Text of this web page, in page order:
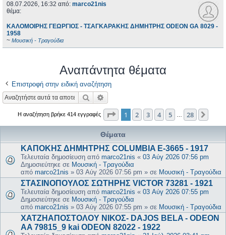
08.07.2026, 16:32 από: marco21nis
θέμα:
ΚΑΛΟΜΟΙΡΗΣ ΓΕΩΡΓΙΟΣ - ΤΣΑΓΚΑΡΑΚΗΣ ΔΗΜΗΤΡΗΣ ODEON GA 8029 -
1958
~ Μουσική - Τραγούδια
Αναπάντητα θέματα
Επιστροφή στην ειδική αναζήτηση
Αναζήτηση
Η αναζήτηση βρήκε 414 εγγραφές Σελίδα από28
1 2 3 4 5 28
Θέματα
ΚΑΠΟΚΗΣ ΔΗΜΗΤΡΗΣ COLUMBIA E-3665 - 1917
Τελευταία δημοσίευση από marco21nis « 03 Αύγ 2026 07:56 pm
Δημοσιεύτηκε σε Μουσική - Τραγούδια
από marco21nis » 03 Αύγ 2026 07:56 pm » σε Μουσική - Τραγούδια
ΣΤΑΣΙΝΟΠΟΥΛΟΣ ΣΩΤΗΡΗΣ VICTOR 73281 - 1921
Τελευταία δημοσίευση από marco21nis « 03 Αύγ 2026 07:55 pm
Δημοσιεύτηκε σε Μουσική - Τραγούδια
από marco21nis » 03 Αύγ 2026 07:55 pm » σε Μουσική - Τραγούδια
ΧΑΤΖΗΑΠΟΣΤΟΛΟΥ ΝΙΚΟΣ- DAJOS BELA - ODEON
AA 79815_9 kai ODEON 82022 - 1922